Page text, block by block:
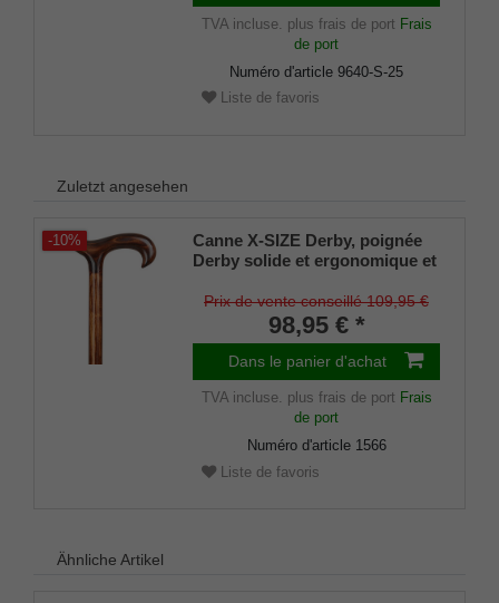
TVA incluse. plus frais de port Frais
de port
Numéro d'article 9640-S-25
Liste de favoris
Zuletzt angesehen
-10%
Canne X-SIZE Derby, poignée
Derby solide et ergonomique et
foncé,noyau en acier incorporé,
jusqu'à 200 Kg,amortisseur en
caoutchouc
Prix de vente conseillé 109,95 €
98,95 € *
Dans le panier d'achat
TVA incluse. plus frais de port Frais
de port
Numéro d'article 1566
Liste de favoris
Ähnliche Artikel